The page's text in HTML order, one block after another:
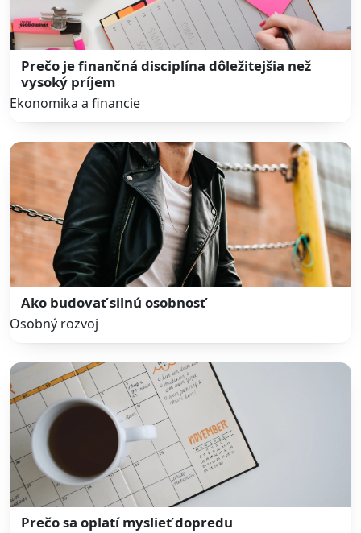
Prečo je finančná disciplína dôležitejšia než
vysoký príjem
Ekonomika a financie
Ako budovať silnú osobnosť
Osobný rozvoj
Prečo sa oplatí myslieť dopredu